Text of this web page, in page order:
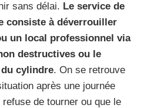
sans délai. Le service de
consiste à déverrouiller
un local professionnel via
destructives ou le
cylindre. On se retrouve
après une journée
de tourner ou que le